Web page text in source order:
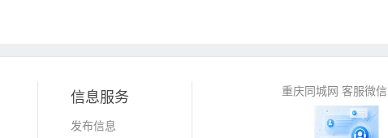
信息服务
发布信息
重庆同城网 客服微信